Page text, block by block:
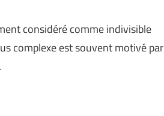
considéré comme indivisible
complexe est souvent motivé par